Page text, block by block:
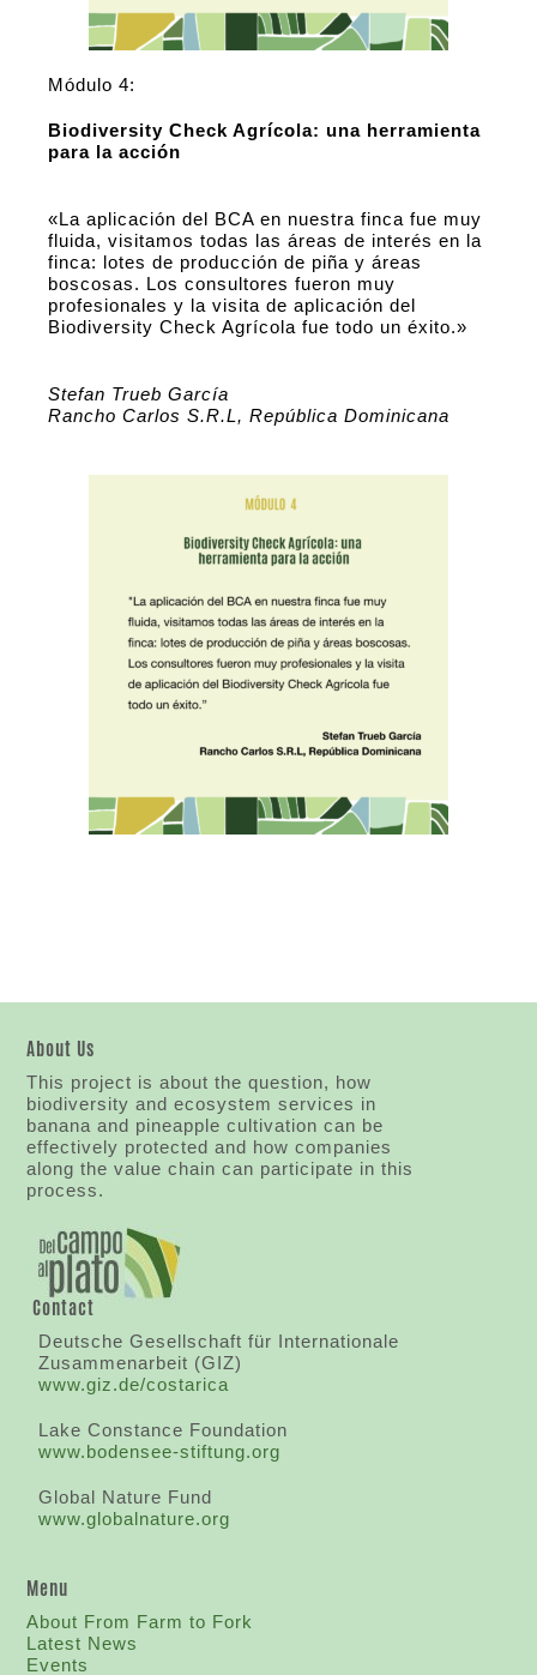
Módulo 4:
Biodiversity Check Agrícola: una herramienta
para la acción
«La aplicación del BCA en nuestra finca fue muy
fluida, visitamos todas las áreas de interés en la
finca: lotes de producción de piña y áreas
boscosas. Los consultores fueron muy
profesionales y la visita de aplicación del
Biodiversity Check Agrícola fue todo un éxito.»
Stefan Trueb García
Rancho Carlos S.R.L, República Dominicana
About Us
This project is about the question, how
biodiversity and ecosystem services in
banana and pineapple cultivation can be
effectively protected and how companies
along the value chain can participate in this
process.
Contact
Deutsche Gesellschaft für Internationale
Zusammenarbeit (GIZ)
www.giz.de/costarica
Lake Constance Foundation
www.bodensee-stiftung.org
Global Nature Fund
www.globalnature.org
Menu
About From Farm to Fork
Latest News
Events